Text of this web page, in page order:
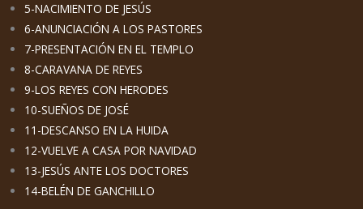
5-NACIMIENTO DE JESÚS
6-ANUNCIACIÓN A LOS PASTORES
7-PRESENTACIÓN EN EL TEMPLO
8-CARAVANA DE REYES
9-LOS REYES CON HERODES
10-SUEÑOS DE JOSÉ
11-DESCANSO EN LA HUIDA
12-VUELVE A CASA POR NAVIDAD
13-JESÚS ANTE LOS DOCTORES
14-BELÉN DE GANCHILLO